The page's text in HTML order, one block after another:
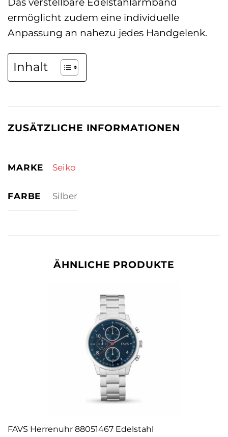
ermöglicht zudem eine individuelle
Anpassung an nahezu jedes Handgelenk.
Inhalt
ZUSÄTZLICHE INFORMATIONEN
MARKE Seiko
FARBE Silber
ÄHNLICHE PRODUKTE
FAVS Herrenuhr 88051467 Edelstahl